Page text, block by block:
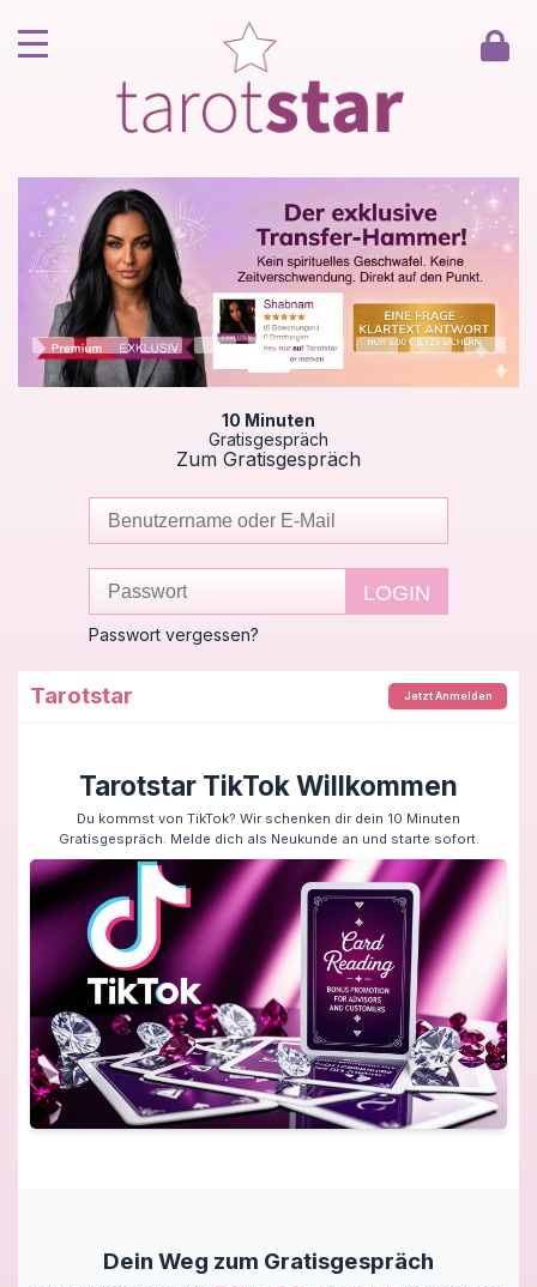
Kunde werden
Berater werden
Kartenlegen Gratisgespräch
Gästebuch
10 Minuten
Gratisgespräch
Zum Gratisgespräch
Passwort vergessen?
Tarotstar Jetzt Anmelden
Tarotstar TikTok Willkommen
Du kommst von TikTok? Wir schenken dir dein 10 Minuten
Gratisgespräch. Melde dich als Neukunde an und starte sofort.
Dein Weg zum Gratisgespräch